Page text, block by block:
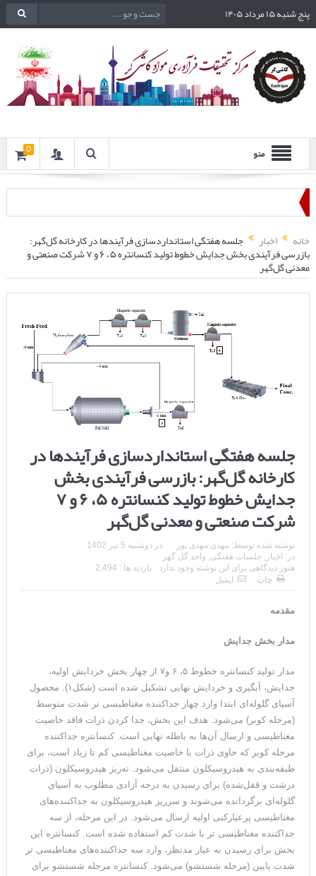
پنج شنبه ۱۵ مرداد ۱۴۰۵
منو 0
خانه اخبار جلسه هفتگی استانداردسازی فرآیندها در کارخانه گل‌گهر:
بازرسی فرآیندی بخش جدایش خطوط تولید کنسانتره ۵، ۶ و ۷ شرکت صنعتی و
معدنی گل‌گهر
جلسه هفتگی استانداردسازی فرآیندها در
کارخانه گل‌گهر: بازرسی فرآیندی بخش
جدایش خطوط تولید کنسانتره ۵، ۶ و ۷
شرکت صنعتی و معدنی گل‌گهر
نوشته شده توسط: مهدی مهدی پور در دوشنبه 5 تیر 1402
در: اخبار , جلسات هفتگی, واحد گل گهر
هنوز دیدگاهی برای این نوشته وجود ندارد
بازدید ها : 2,494
چاپ
ایمیل
مقدمه
مدار بخش جدایش
مدار تولید کنسانتره خطوط ۵، ۶ و۷ از چهار بخش خردایش اولیه،
جدایش، آبگیری و خردایش نهایی تشکیل شده است (شکل۱). محصول
آسیای گلوله‌ای ابتدا وارد چهار جداکننده مغناطیسی تر شدت متوسط
(مرحله کوبر) می‌شود. هدف این بخش، جدا کردن ذرات فاقد خاصیت
مغناطیسی و ارسال آن‌ها به باطله نهایی است. کنسانتره جداکننده‌
مرحله کوبر که حاوی ذرات با خاصیت مغناطیسی کم تا زیاد است، برای
طبقه‌بندی به هیدروسیکلون منتقل می‌شود. ته‌ریز هیدروسیکلون (ذرات
درشت و قفل‌شده) برای رسیدن به درجه آزادی مطلوب به آسیای
گلوله‌ای برگردانده می‌شوند و سرریز هیدروسیکلون به جداکننده‌های
مغناطیسی پرعیارکنی اولیه ارسال می‌شود. در این مرحله، از سه
جداکننده مغناطیسی تر با شدت کم استفاده شده است. کنسانتره این
بخش برای رسیدن به عیار مدنظر، وارد سه جداکننده‌های مغناطیسی تر
شدت پایین (مرحله شستشو) می‌شود. کنسانتره مرحله شستشو برای